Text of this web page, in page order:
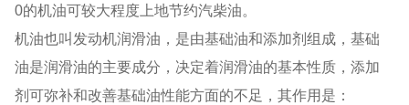
0的机油可较大程度上地节约汽柴油。
机油也叫发动机润滑油，是由基础油和添加剂组成，基础
油是润滑油的主要成分，决定着润滑油的基本性质，添加
剂可弥补和改善基础油性能方面的不足，其作用是：